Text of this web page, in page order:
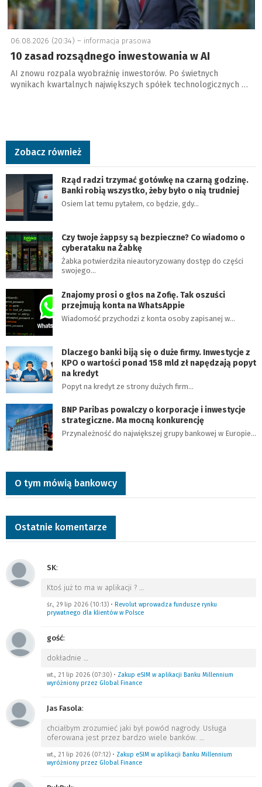
06.08.2026 (20:34) – informacja prasowa
10 zasad rozsądnego inwestowania w AI
AI znowu rozpala wyobraźnię inwestorów. Po świetnych
wynikach kwartalnych największych spółek technologicznych …
Zobacz również
Rząd radzi trzymać gotówkę na czarną godzinę.
Banki robią wszystko, żeby było o nią trudniej
Osiem lat temu pytałem, co będzie, gdy…
Czy twoje żappsy są bezpieczne? Co wiadomo o
cyberataku na Żabkę
Żabka potwierdziła nieautoryzowany dostęp do części
swojego…
Znajomy prosi o głos na Zofię. Tak oszuści
przejmują konta na WhatsAppie
Wiadomość przychodzi z konta osoby zapisanej w…
Dlaczego banki biją się o duże firmy. Inwestycje z
KPO o wartości ponad 158 mld zł napędzają popyt
na kredyt
Popyt na kredyt ze strony dużych firm…
BNP Paribas powalczy o korporacje i inwestycje
strategiczne. Ma mocną konkurencję
Przynależność do największej grupy bankowej w Europie…
O tym mówią bankowcy
Ostatnie komentarze
SK:
Ktoś już to ma w aplikacji ? …
śr., 29 lip 2026 (10:13) • Revolut wprowadza fundusze rynku
prywatnego dla klientów w Polsce
gość:
dokładnie …
wt., 21 lip 2026 (07:30) • Zakup eSIM w aplikacji Banku Millennium
wyróżniony przez Global Finance
Jas Fasola:
chciałbym zrozumieć jaki był powód nagrody. Usługa
oferowana jest przez bardzo wiele banków. …
wt., 21 lip 2026 (07:12) • Zakup eSIM w aplikacji Banku Millennium
wyróżniony przez Global Finance